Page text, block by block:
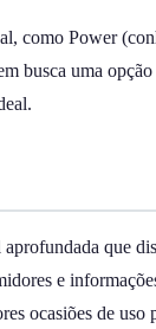
como Power
busca uma
que
e
ocasiões de